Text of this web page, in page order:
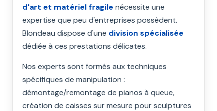
d'art et matériel fragile nécessite une
expertise que peu d'entreprises possèdent.
Blondeau dispose d'une division spécialisée
dédiée à ces prestations délicates.
Nos experts sont formés aux techniques
spécifiques de manipulation :
démontage/remontage de pianos à queue,
création de caisses sur mesure pour sculptures